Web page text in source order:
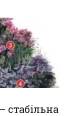
стабільна